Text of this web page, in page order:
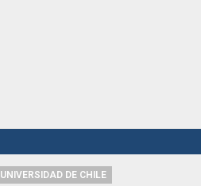
UNIVERSIDAD DE CHILE